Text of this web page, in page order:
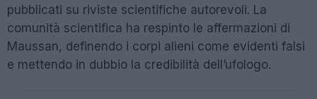
pubblicati su riviste scientifiche autorevoli. La
comunità scientifica ha respinto le affermazioni di
Maussan, definendo i corpi alieni come evidenti falsi
e mettendo in dubbio la credibilità dell’ufologo.